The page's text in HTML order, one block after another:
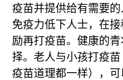
疫苗并提供给有需要
免疫力低下人士，在
励再打疫苗。健康的
择。老人与小孩打疫
疫苗道理都一样），